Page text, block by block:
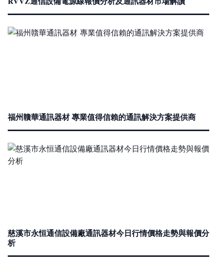
福州贛華通訊器材 專業值得信賴的通訊解決方案提供商
慈溪市永恒通信設備廠通訊器材今日行情價格走勢與報價分
析